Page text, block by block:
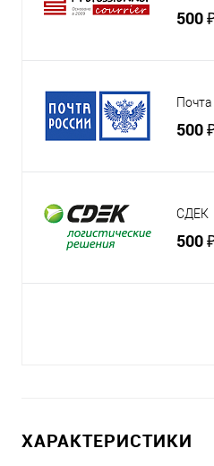
500
500
СДЕК
500
ХАРАКТЕРИСТИКИ